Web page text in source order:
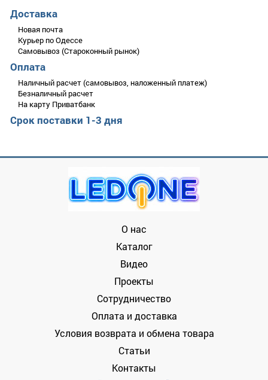
Доставка
Новая почта
Курьер по Одессе
Самовывоз (Староконный рынок)
Оплата
Наличный расчет (самовывоз, наложенный платеж)
Безналичный расчет
На карту Приватбанк
Срок поставки 1-3 дня
Блок питания 200W в LUX серии - это новое поколение
импульсных блоков питания для подключения любых
осветительных приборов напряжением 12 вольт.
Блок питания отличается компактными размерами с
сохранением высокого качества комплектующих и сборки и
несколькими ступенями защиты устройства от перепадов
напряжения.
Мощность блока питания - 200W c током на выходе
Размеры блока питания составляют 175х50х22мм
Устройство предназначено для внутренней установки в
сухих, вентилируемых помещениях.
Оцените товар
О нас
Каталог
Видео
Проекты
Сотрудничество
Оплата и доставка
Условия возврата и обмена товара
Статьи
Контакты